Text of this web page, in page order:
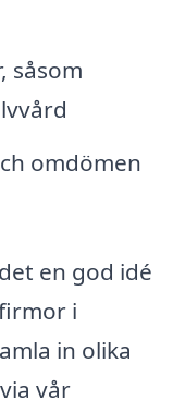
såsom
omdömen
en god idé
i
in olika
vår